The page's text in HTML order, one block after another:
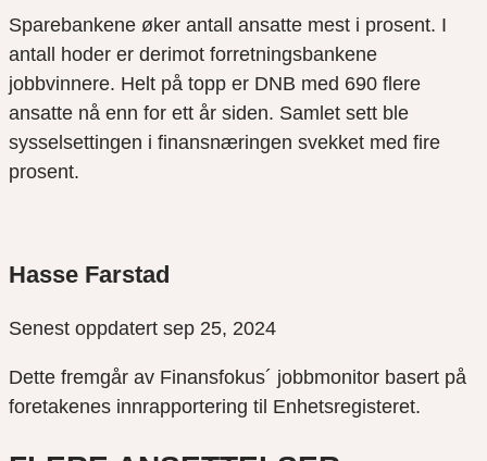
Sparebankene øker antall ansatte mest i prosent. I
antall hoder er derimot forretningsbankene
jobbvinnere. Helt på topp er DNB med 690 flere
ansatte nå enn for ett år siden. Samlet sett ble
sysselsettingen i finansnæringen svekket med fire
prosent.
Hasse Farstad
Senest oppdatert sep 25, 2024
Dette fremgår av Finansfokus´ jobbmonitor basert på
foretakenes innrapportering til Enhetsregisteret.